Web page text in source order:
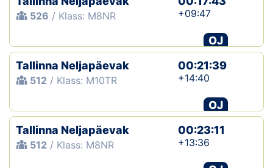
526 / Klass: M8NR +09:47
OJ
Tallinna Neljapäevak
512 / Klass: M10TR
00:21:39
+14:40
OJ
Tallinna Neljapäevak
512 / Klass: M8NR
00:23:11
+13:36